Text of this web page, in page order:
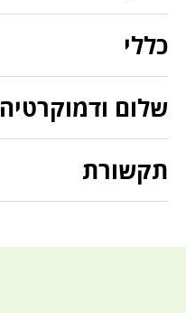
כללי
שלום ודמוקרטיה
תקשורת